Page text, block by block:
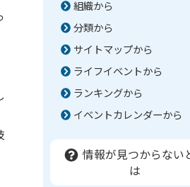
組織から
分類から
サイトマップから
ライフイベントから
ランキングから
イベントカレンダーから
情報が見つからない
は